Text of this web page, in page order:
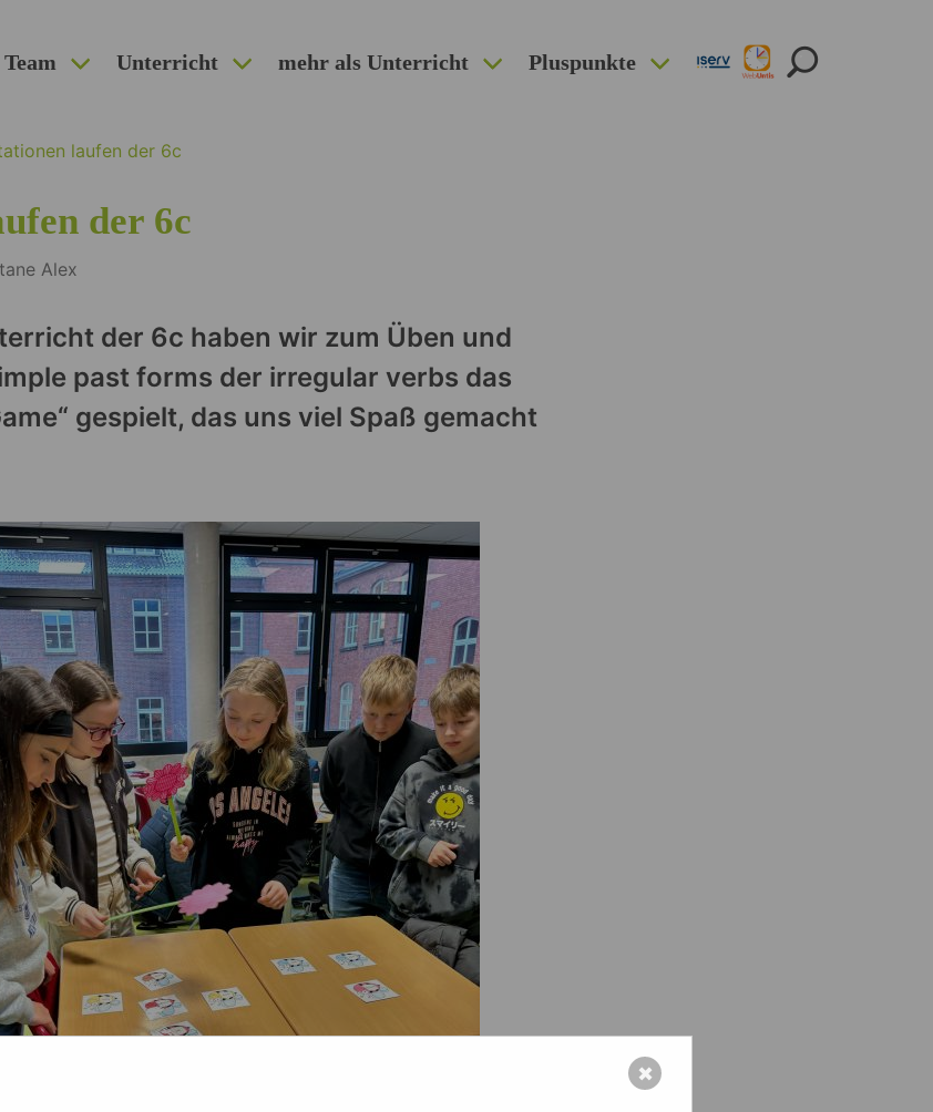
Unterricht mehr als Unterricht Pluspunkte
laufen der 6c
der 6c
Alex
der 6c haben wir zum Üben und
past forms der irregular verbs das
gespielt, das uns viel Spaß gemacht
✖